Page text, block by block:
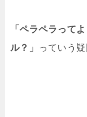
「ペラペラって
ル？」 っていう疑